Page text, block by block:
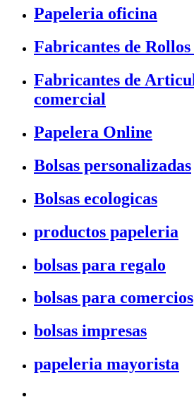
Papeleria oficina
Fabricantes de
Fabricantes de
comercial
Papelera Online
Bolsas personalizadas
Bolsas ecologicas
productos papeleria
bolsas para regalo
bolsas para comercios
bolsas impresas
papeleria mayorista